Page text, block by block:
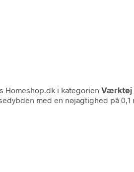
Homeshop.dk i kategorien Værktøj
med en nøjagtighed på